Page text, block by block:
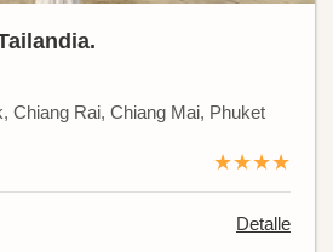
Chiang Rai, Chiang Mai, Phuket
★★★★
Detalle